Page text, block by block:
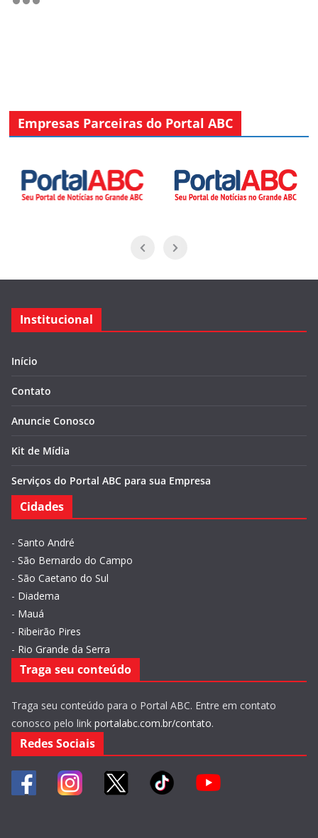
Empresas Parceiras do Portal ABC
Institucional
Início
Contato
Anuncie Conosco
Kit de Mídia
Serviços do Portal ABC para sua Empresa
Cidades
- Santo André
- São Bernardo do Campo
- São Caetano do Sul
- Diadema
- Mauá
- Ribeirão Pires
- Rio Grande da Serra
Traga seu conteúdo
Traga seu conteúdo para o Portal ABC. Entre em contato
conosco pelo link portalabc.com.br/contato.
Redes Sociais